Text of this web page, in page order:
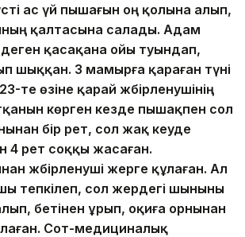
ас үй пышағын оң қолына алып,
қалтасына салады. Адам
деген қасақана ойы туындап,
шыққан. 3 мамырға қараған түні
те өзіне қарай жәбірленушінің
көрген кезде пышақпен сол
бір рет, сол жақ кеуде
4 рет соққы жасаған.
жәбірленуші жерге құлаған. Ал
тепкілеп, сол жердегі шыныны
бетінен ұрып, оқиға орнынан
Сот-медициналық